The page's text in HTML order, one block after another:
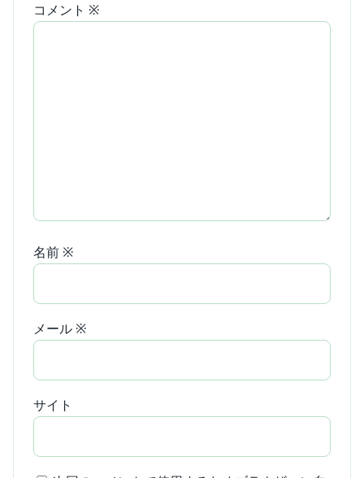
コメント ※
名前 ※
メール ※
サイト